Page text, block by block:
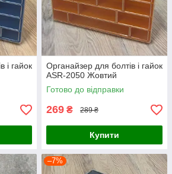
і гайок
Органайзер для болтів і гайок
ASR-2050 Жовтий
Готово до відправки
269 ₴ 289 ₴
Купити
–7%